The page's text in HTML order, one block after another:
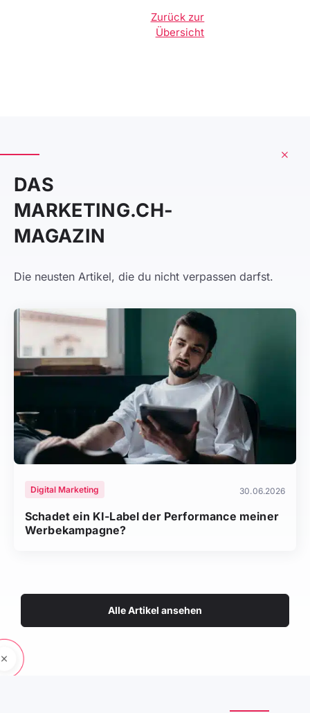
Zurück zur
Übersicht
DAS
MARKETING.CH-
MAGAZIN
Die neusten Artikel, die du nicht verpassen darfst.
Digital Marketing 30.06.2026
Schadet ein KI-Label der Performance meiner
Werbekampagne?
Alle Artikel ansehen